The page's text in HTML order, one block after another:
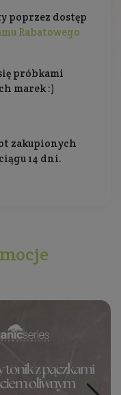
poprzez dostęp
Rabatowego
próbkami
marek :)
zakupionych
14 dni.